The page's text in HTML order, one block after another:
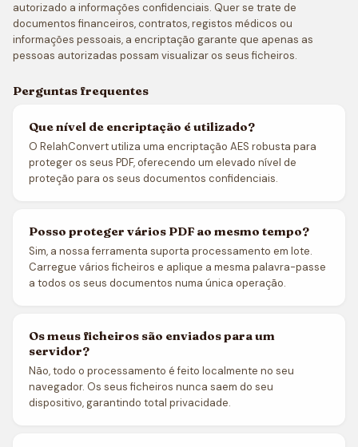
autorizado a informações confidenciais. Quer se trate de
documentos financeiros, contratos, registos médicos ou
informações pessoais, a encriptação garante que apenas as
pessoas autorizadas possam visualizar os seus ficheiros.
Perguntas frequentes
Que nível de encriptação é utilizado?
O RelahConvert utiliza uma encriptação AES robusta para
proteger os seus PDF, oferecendo um elevado nível de
proteção para os seus documentos confidenciais.
Posso proteger vários PDF ao mesmo tempo?
Sim, a nossa ferramenta suporta processamento em lote.
Carregue vários ficheiros e aplique a mesma palavra-passe
a todos os seus documentos numa única operação.
Os meus ficheiros são enviados para um
servidor?
Não, todo o processamento é feito localmente no seu
navegador. Os seus ficheiros nunca saem do seu
dispositivo, garantindo total privacidade.